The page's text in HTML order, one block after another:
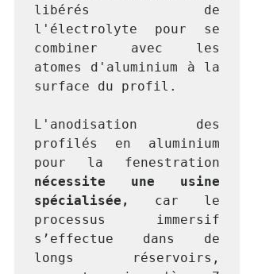
libérés de
l'électrolyte pour se
combiner avec les
atomes d'aluminium à la
surface du profil.
L'anodisation des
profilés en aluminium
nécessite une usine
spécialisée,
car le
processus immersif
s’effectue dans de
longs réservoirs,